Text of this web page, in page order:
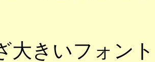
大きいフォン